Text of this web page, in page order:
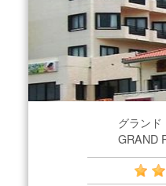
グラン
GRAND